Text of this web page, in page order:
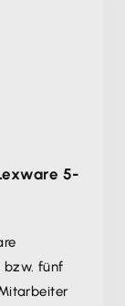
5-
bzw. fünf